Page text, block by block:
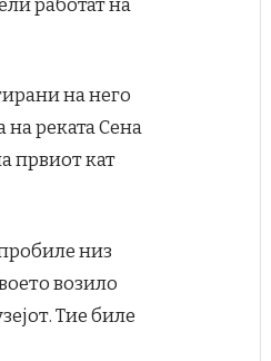
работат на
на него
на реката Сена
првиот кат
низ
возило
Тие биле